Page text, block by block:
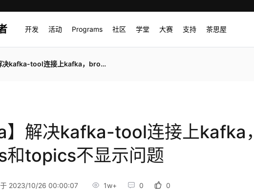
开发 活动 Programs 社区 学堂 大赛 支持 茶思屋
tool连接上kafka，brokers和topics不显示问题
】解决kafka-tool连接上kafka，
和topics不显示问题
2023/10/26 00:00:07 1w+ 0 0